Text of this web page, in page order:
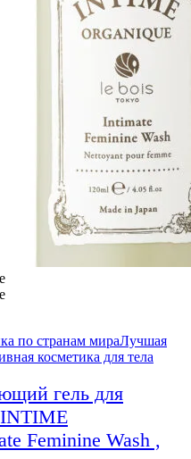
по странам мираЛучшая
косметика для тела
гель для
Feminine Wash ,